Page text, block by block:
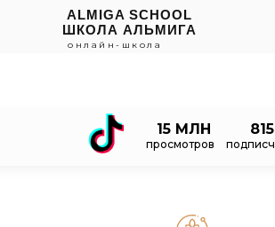
ALMIGA SCHOOL
ШКОЛА АЛЬМИГА
онлайн-школа
15 МЛН
просмотров